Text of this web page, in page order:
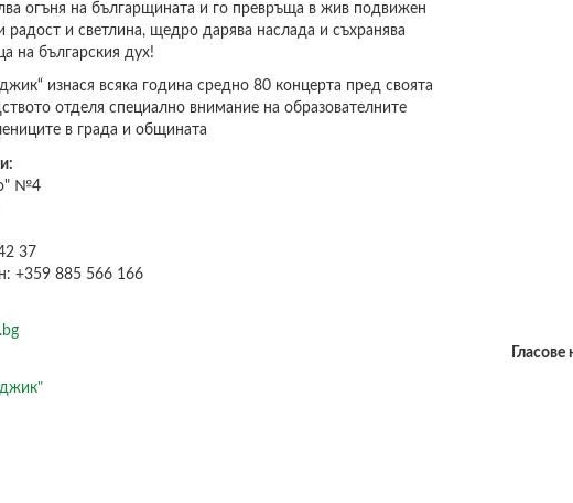
огъня на българщината и го превръща в жив подвижен
радост и светлина, щедро дарява наслада и съхранява
на българския дух!
изнася всяка година средно 80 концерта пред своята
отделя специално внимание на образователните
в града и общината
№4
37
+359 885 566 166